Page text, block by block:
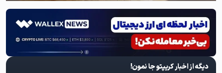
دیگه از اخبار کریپتو جا نمون!